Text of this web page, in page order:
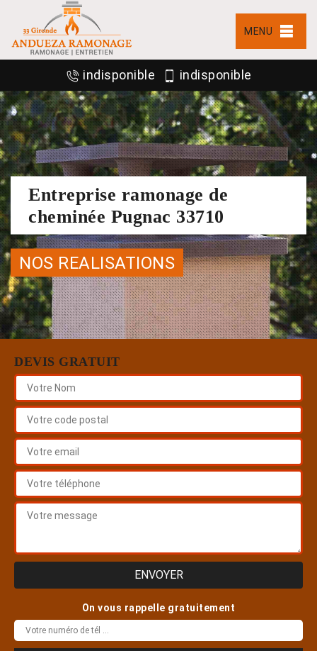
MENU
indisponible indisponible
Entreprise ramonage de
cheminée Pugnac 33710
NOS REALISATIONS
DEVIS GRATUIT
On vous rappelle gratuitement